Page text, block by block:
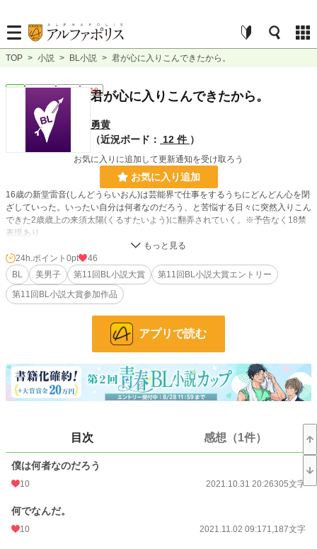
TOP > 小説 > BL小説 > 君が心に入りこんできたから。
連載中 長編 R18
君が心に入りこんできたから。
勇黄
（近況ボード：
12 件 ）
お気に入りに追加して更新通知を受け取ろう
お気に入り追加
16歳の新堂雷音(しんどうらいおん)は芸能界で仕事をするうちにどんどん心を閉
ざしていった。いったい自分は何者なのだろう、と苦悩する日々に突然入りこん
できた2歳歳上の来須太陽(くるすたいよう)に翻弄されていく。※予告なく18禁
表現あり
#第11回BL小説大賞
小説 228,633 位 / 228,633 件
31,390 位 / 31,390 件
24h.ポイント 0 pt
文字数 53,588
2021.10.31 20:26
週間ポイント 0 pt (228,633 位)
月間ポイント
年間ポイント 98 pt (142,098 位)
24h.ポイント 0pt
46
BL
美男子 第11回BL小説大賞
第11回BL小説大賞エントリー
第11回BL小説大賞参加作品
アプリで読む
目次 感想（1件）
僕は何者なのだろう
10 2021.10.31 20:26305文字
何でなんだ。
10 2021.11.02 09:171,187文字